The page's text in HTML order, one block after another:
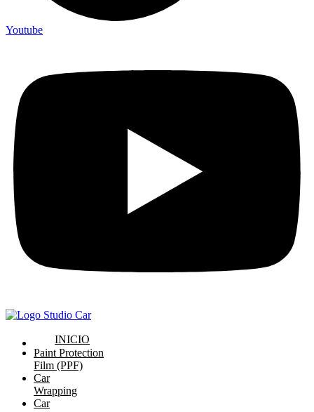
Youtube
INICIO
Paint Protection
Film (PPF)
Car
Wrapping
Car